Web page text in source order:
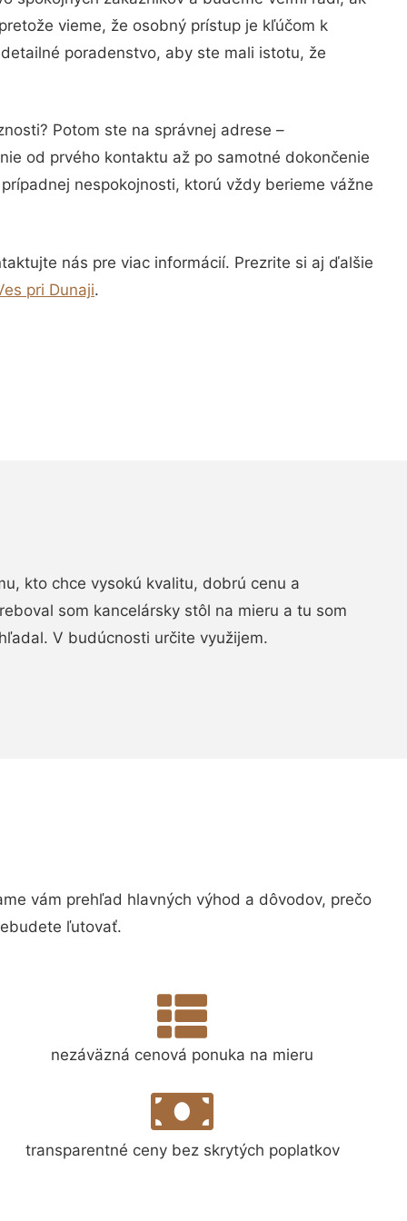
vieme, že osobný prístup je kľúčom k
poradenstvo, aby ste mali istotu, že
Potom ste na správnej adrese –
od prvého kontaktu až po samotné dokončenie
nespokojnosti, ktorú vždy berieme vážne
nás pre viac informácií. Prezrite si aj ďalšie
pri Dunaji.
kto chce vysokú kvalitu, dobrú cenu a
som kancelársky stôl na mieru a tu som
V budúcnosti určite využijem.
vám prehľad hlavných výhod a dôvodov, prečo
ľutovať.
nezáväzná cenová ponuka na mieru
transparentné ceny bez skrytých poplatkov